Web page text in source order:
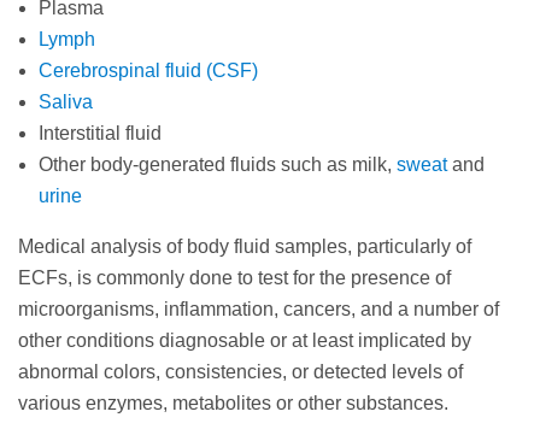
Plasma
Lymph
Cerebrospinal fluid (CSF)
Saliva
Interstitial fluid
Other body-generated fluids such as milk, sweatand
urine
Medical analysis of body fluid samples, particularly of
ECFs, is commonly done to test for the presence of
microorganisms, inflammation, cancers, and a number of
other conditions diagnosable or at least implicated by
abnormal colors, consistencies, or detected levels of
various enzymes, metabolites or other substances.